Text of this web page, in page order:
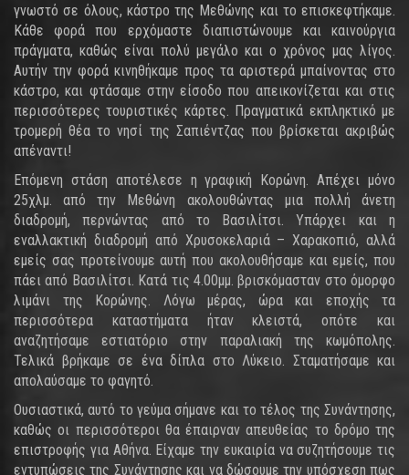
γνωστό σε όλους, κάστρο της Μεθώνης και το επισκεφτήκαμε.
Κάθε φορά που ερχόμαστε διαπιστώνουμε και καινούργια
πράγματα, καθώς είναι πολύ μεγάλο και ο χρόνος μας λίγος.
Αυτήν την φορά κινηθήκαμε προς τα αριστερά μπαίνοντας στο
κάστρο, και φτάσαμε στην είσοδο που απεικονίζεται και στις
περισσότερες τουριστικές κάρτες. Πραγματικά εκπληκτικό με
τρομερή θέα το νησί της Σαπιέντζας που βρίσκεται ακριβώς
απέναντι!
Επόμενη στάση αποτέλεσε η γραφική Κορώνη. Απέχει μόνο
25χλμ. από την Μεθώνη ακολουθώντας μια πολλή άνετη
διαδρομή, περνώντας από το Βασιλίτσι. Υπάρχει και η
εναλλακτική διαδρομή από Χρυσοκελαριά – Χαρακοπιό, αλλά
εμείς σας προτείνουμε αυτή που ακολουθήσαμε και εμείς, που
πάει από Βασιλίτσι. Κατά τις 4.00μμ. βρισκόμασταν στο όμορφο
λιμάνι της Κορώνης. Λόγω μέρας, ώρα και εποχής τα
περισσότερα καταστήματα ήταν κλειστά, οπότε και
αναζητήσαμε εστιατόριο στην παραλιακή της κωμόπολης.
Τελικά βρήκαμε σε ένα δίπλα στο Λύκειο. Σταματήσαμε και
απολαύσαμε το φαγητό.
Ουσιαστικά, αυτό το γεύμα σήμανε και το τέλος της Συνάντησης,
καθώς οι περισσότεροι θα έπαιρναν απευθείας το δρόμο της
επιστροφής για Αθήνα. Είχαμε την ευκαιρία να συζητήσουμε τις
εντυπώσεις της Συνάντησης και να δώσουμε την υπόσχεση πως